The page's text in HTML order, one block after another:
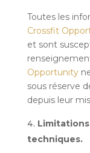
Toutes les
Crossfit
et sont
Opportunity
sous réserve
depuis leur
techniques.